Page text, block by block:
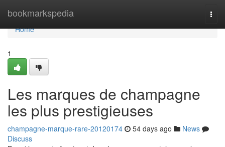
bookmarkspedia
Home
Home
1
Les marques de champagne
les plus prestigieuses
champagne-marque-rare-20120174 54 days ago
News
Discuss